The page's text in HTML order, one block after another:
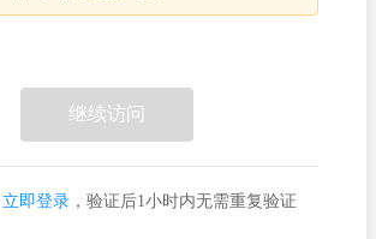
继续访问
立即登录，验证后1小时内无需重复验证